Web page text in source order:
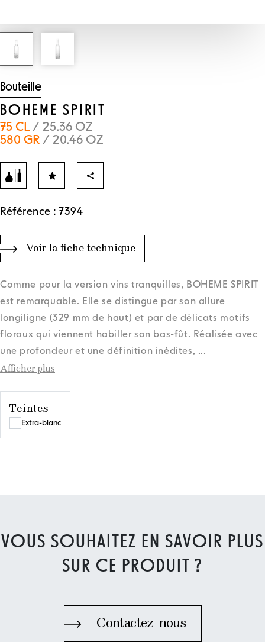
Bouteille
BOHEME SPIRIT
75 CL/ 25.36 OZ
580 GR / 20.46 OZ
Référence : 7394
Voir la fiche technique
Comme pour la version vins tranquilles, BOHEME SPIRIT
est remarquable. Elle se distingue par son allure
longiligne (329 mm de haut) et par de délicats motifs
floraux qui viennent habiller son bas-fût. Réalisée avec
une profondeur et une définition inédites, ...
Afficher plus
Teintes
Extra-blanc
VOUS SOUHAITEZ EN SAVOIR PLUS
SUR CE PRODUIT ?
Contactez-nous